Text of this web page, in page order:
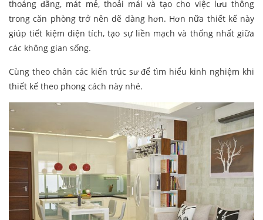
thoáng đãng, mát mẻ, thoải mái và tạo cho việc lưu thông
trong căn phòng trở nên dẽ dàng hơn. Hơn nữa thiết kế này
giúp tiết kiệm diện tích, tạo sự liền mạch và thống nhất giữa
các không gian sống.
Cùng theo chân các kiến trúc sư để tìm hiểu kinh nghiệm khi
thiết kế theo phong cách này nhé.